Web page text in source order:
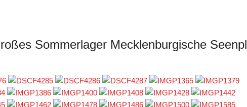
Sommerlager Mecklenburgische